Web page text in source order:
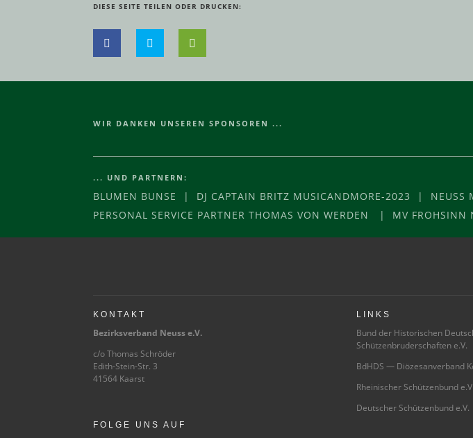
DIESE SEITE TEILEN ODER DRUCKEN:
WIR DANKEN UNSEREN SPONSOREN ...
... UND PARTNERN:
BLUMEN BUNSE | DJ CAPTAIN BRITZ MUSICANDMORE-2023 | NEUSS
PERSONAL SERVICE PARTNER THOMAS VON WERDEN | MV
KONTAKT
Bezirksverband Neuss e.V.
c/o Thomas Schröder
Edith-Stein-Str. 3
41564 Kaarst
FOLGE UNS AUF
LINKS
Bund der Historischen
Schützenbruderschaften e.V.
BdHDS — Diözesanverband
Rheinischer Schützenbund e.V.
Deutscher Schützenbund e.V.